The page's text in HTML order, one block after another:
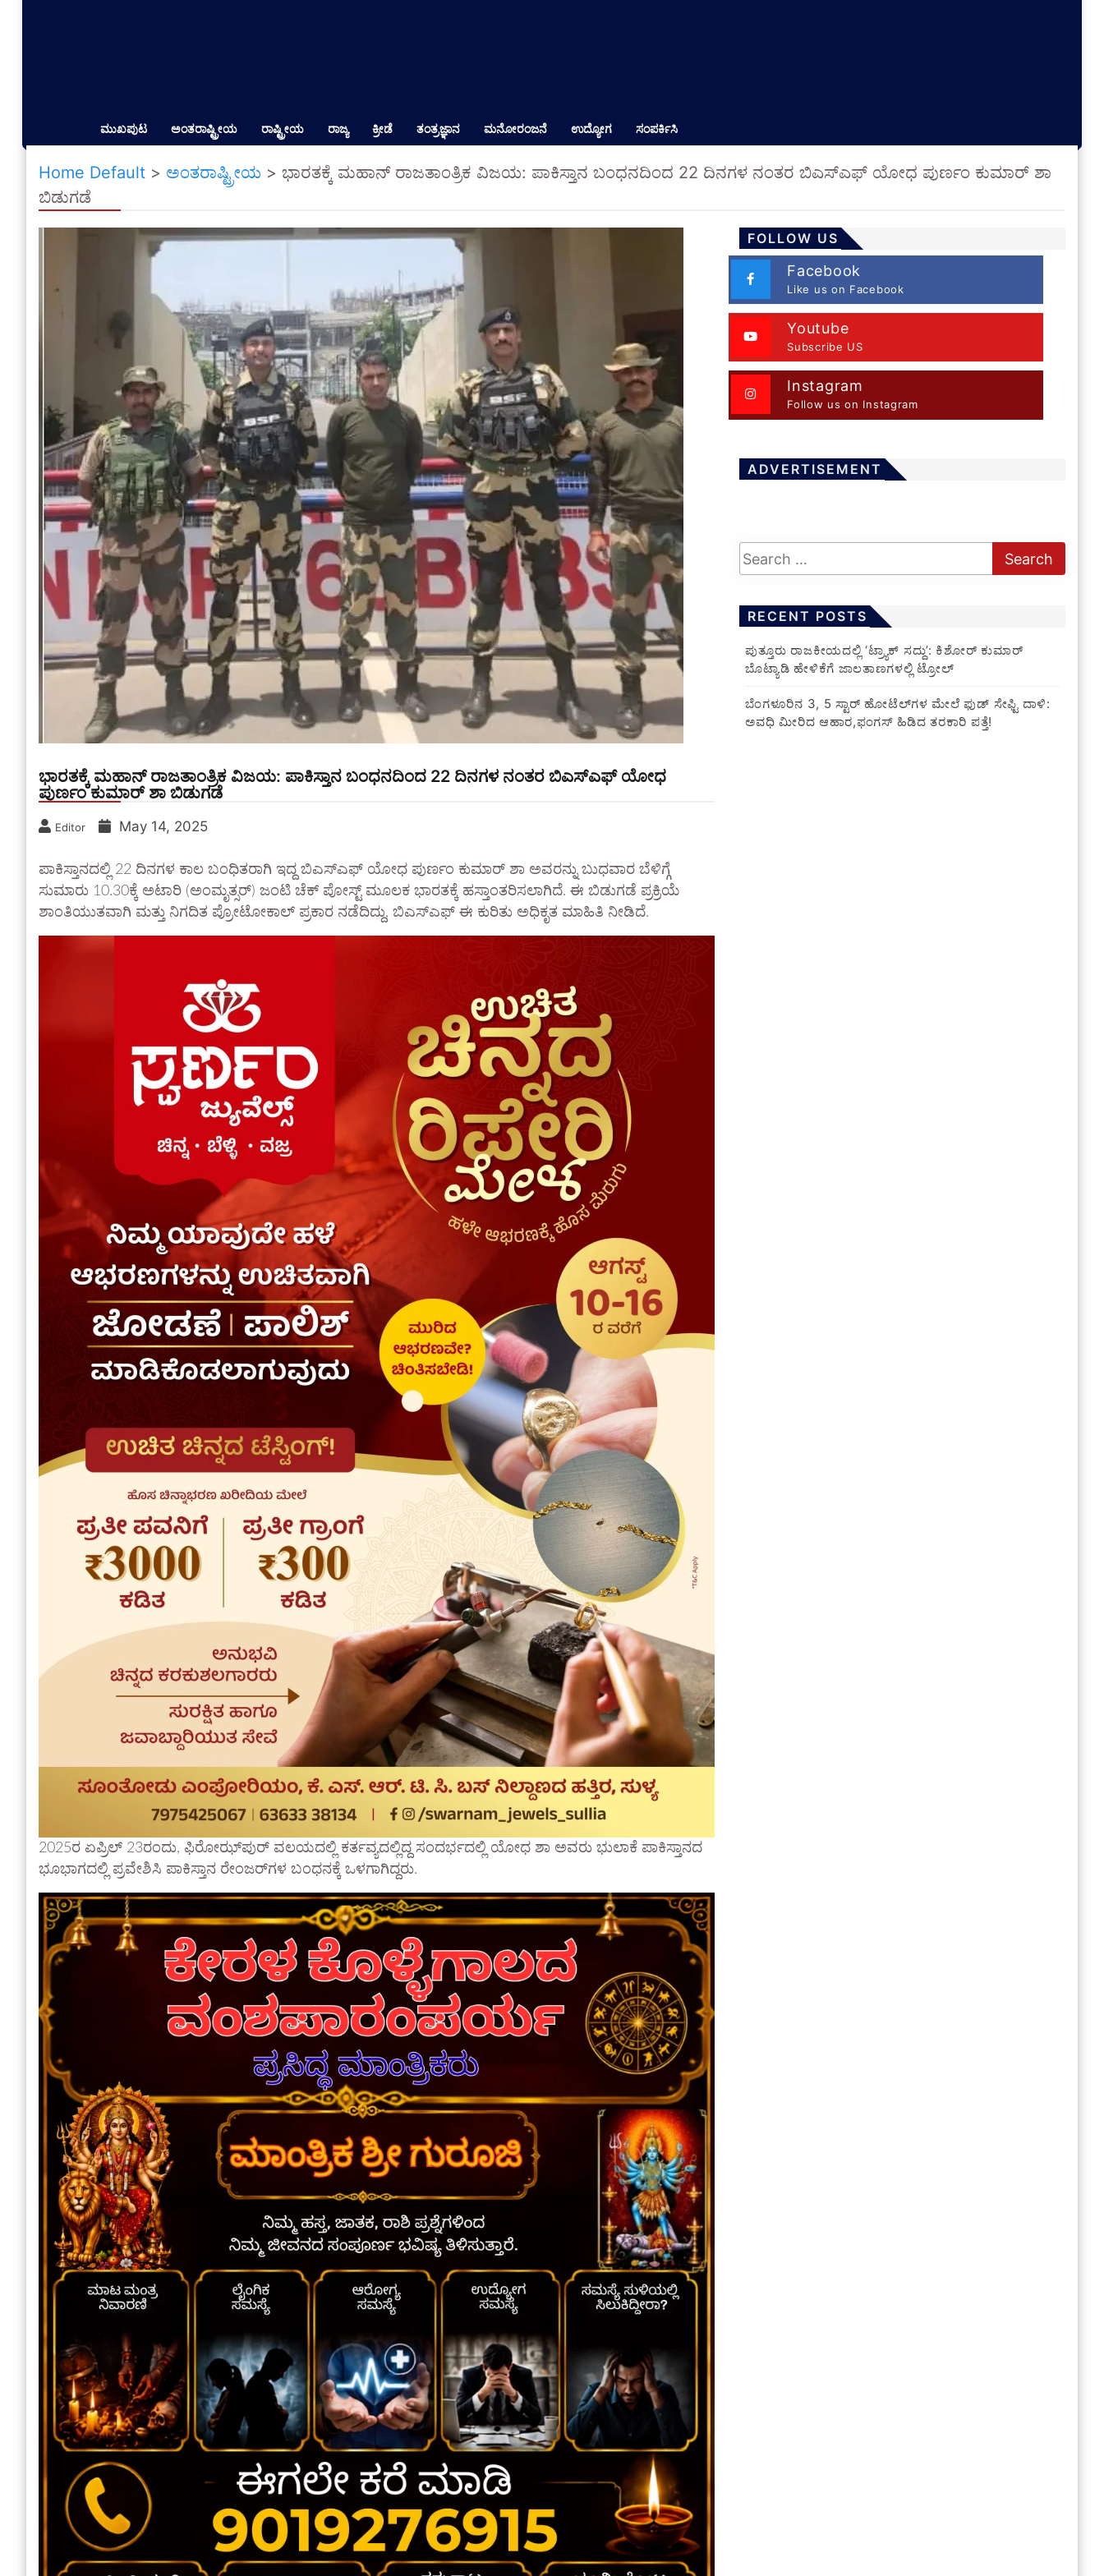
ಮುಖಪುಟ ಅಂತರಾಷ್ಟ್ರೀಯ ರಾಷ್ಟ್ರೀಯ ರಾಜ್ಯ ಕ್ರೀಡೆ ತಂತ್ರಜ್ಞಾನ ಮನೋರಂಜನೆ ಉದ್ಯೋಗ ಸಂಪರ್ಕಿಸಿ
Home Default > ಅಂತರಾಷ್ಟ್ರೀಯ > ಭಾರತಕ್ಕೆ ಮಹಾನ್ ರಾಜತಾಂತ್ರಿಕ ವಿಜಯ: ಪಾಕಿಸ್ತಾನ ಬಂಧನದಿಂದ 22 ದಿನಗಳ ನಂತರ ಬಿಎಸ್‌ಎಫ್ ಯೋಧ ಪುರ್ಣಂ ಕುಮಾರ್ ಶಾ
ಬಿಡುಗಡೆ
ಭಾರತಕ್ಕೆ ಮಹಾನ್ ರಾಜತಾಂತ್ರಿಕ ವಿಜಯ: ಪಾಕಿಸ್ತಾನ ಬಂಧನದಿಂದ 22 ದಿನಗಳ ನಂತರ ಬಿಎಸ್‌ಎಫ್ ಯೋಧ
ಪುರ್ಣಂ ಕುಮಾರ್ ಶಾ ಬಿಡುಗಡೆ
Editor May 14, 2025
ಪಾಕಿಸ್ತಾನದಲ್ಲಿ 22 ದಿನಗಳ ಕಾಲ ಬಂಧಿತರಾಗಿ ಇದ್ದ ಬಿಎಸ್‌ಎಫ್ ಯೋಧ ಪುರ್ಣಂ ಕುಮಾರ್ ಶಾ ಅವರನ್ನು ಬುಧವಾರ ಬೆಳಿಗ್ಗೆ
ಸುಮಾರು 10.30ಕ್ಕೆ ಅಟಾರಿ (ಅಂಮೃತ್ಸರ್) ಜಂಟಿ ಚೆಕ್ ಪೋಸ್ಟ್ ಮೂಲಕ ಭಾರತಕ್ಕೆ ಹಸ್ತಾಂತರಿಸಲಾಗಿದೆ. ಈ ಬಿಡುಗಡೆ ಪ್ರಕ್ರಿಯೆ
ಶಾಂತಿಯುತವಾಗಿ ಮತ್ತು ನಿಗದಿತ ಪ್ರೋಟೋಕಾಲ್ ಪ್ರಕಾರ ನಡೆದಿದ್ದು, ಬಿಎಸ್‌ಎಫ್ ಈ ಕುರಿತು ಅಧಿಕೃತ ಮಾಹಿತಿ ನೀಡಿದೆ.
2025ರ ಏಪ್ರಿಲ್ 23ರಂದು, ಫಿರೋಝ್‌ಪುರ್ ವಲಯದಲ್ಲಿ ಕರ್ತವ್ಯದಲ್ಲಿದ್ದ ಸಂದರ್ಭದಲ್ಲಿ ಯೋಧ ಶಾ ಅವರು ಭುಲಾಕೆ ಪಾಕಿಸ್ತಾನದ
ಭೂಭಾಗದಲ್ಲಿ ಪ್ರವೇಶಿಸಿ ಪಾಕಿಸ್ತಾನ ರೇಂಜರ್‌ಗಳ ಬಂಧನಕ್ಕೆ ಒಳಗಾಗಿದ್ದರು.
FOLLOW US
Facebook
Like us on Facebook
Youtube
Subscribe US
Instagram
Follow us on Instagram
ADVERTISEMENT
RECENT POSTS
ಪುತ್ತೂರು ರಾಜಕೀಯದಲ್ಲಿ ‘ಟ್ರ್ಯಾಕ್ ಸದ್ದು’: ಕಿಶೋರ್ ಕುಮಾರ್
ಬೊಟ್ಯಾಡಿ ಹೇಳಿಕೆಗೆ ಜಾಲತಾಣಗಳಲ್ಲಿ ಟ್ರೋಲ್
​ಬೆಂಗಳೂರಿನ 3, 5 ಸ್ಟಾರ್ ಹೋಟೆಲ್‌ಗಳ ಮೇಲೆ ಫುಡ್ ಸೇಫ್ಟಿ ದಾಳಿ:
ಅವಧಿ ಮೀರಿದ ಆಹಾರ,ಫಂಗಸ್ ಹಿಡಿದ ತರಕಾರಿ ಪತ್ತೆ!